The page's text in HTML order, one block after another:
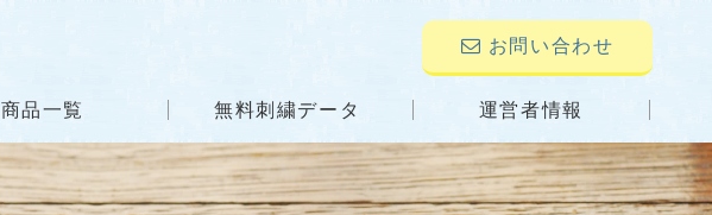
お問い合わせ
商品一覧 無料刺繍データ 運営者情報